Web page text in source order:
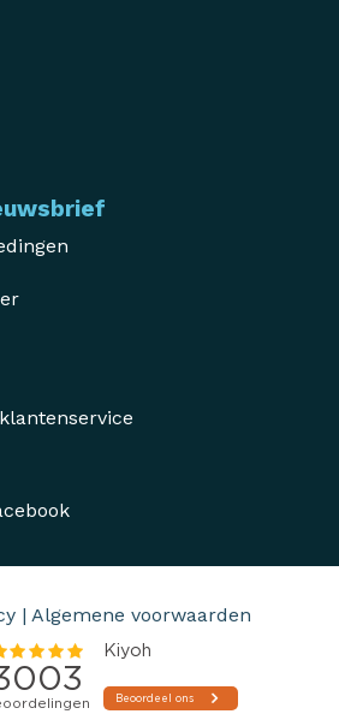
| Algemene voorwaarden